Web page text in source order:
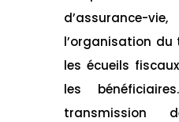
d’assurance-
l’organisation
les écueils
les